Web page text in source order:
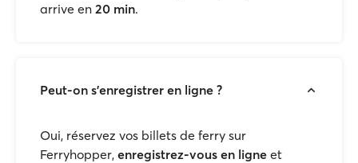
arrive en 20 min.
Peut-on s'enregistrer en ligne ?
Oui, réservez vos billets de ferry sur
Ferryhopper, enregistrez-vous en ligne et